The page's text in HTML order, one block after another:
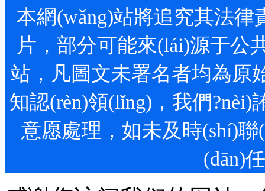
本網(wǎng)站將追究其法律
片，部分可能來(lái)源
站，凡圖文未署名者均為原
知認(rèn)領(lǐng)，我們
意愿處理，如未及時(shí)聯
(dān)